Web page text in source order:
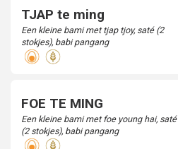
TJAP te ming
Een kleine bami met tjap tjoy, saté (2
stokjes), babi pangang
FOE TE MING
Een kleine bami met foe young hai, saté
(2 stokjes), babi pangang